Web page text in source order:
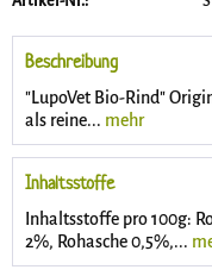
Beschreibung
"LupoVet Bio-Rind"
als reine... mehr
Inhaltsstoffe
Inhaltsstoffe pro 100g:
2%, Rohasche 0,5%,...